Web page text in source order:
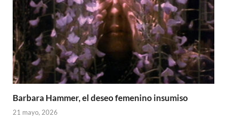
Barbara Hammer, el deseo femenino insumiso
21 mayo, 2026